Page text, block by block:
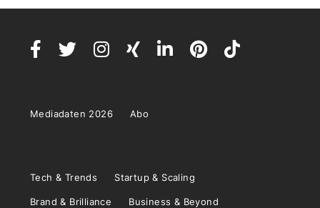
Mediadaten 2026 Abo
Tech & Trends Startup & Scaling
Brand & Brilliance Business & Beyond